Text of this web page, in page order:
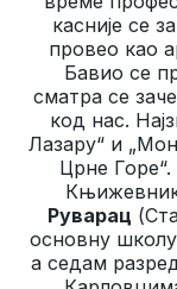
касније се
провео као
Бавио се
сматра се
код нас.
Лазару“ и
Црне Горе“.
Руварац
основну
а седам